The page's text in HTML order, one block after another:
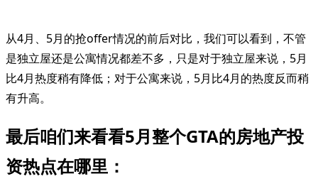
从4月、5月的抢offer情况的前后对比，我们可以看到，不管
是独立屋还是公寓情况都差不多，只是对于独立屋来说，5月
比4月热度稍有降低；对于公寓来说，5月比4月的热度反而稍
有升高。
最后咱们来看看5月整个GTA的房地产投
资热点在哪里：